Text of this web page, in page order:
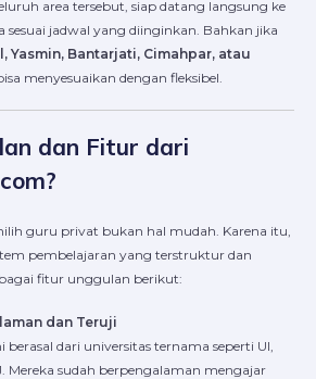
area tersebut, siap datang langsung ke
sesuai jadwal yang diinginkan. Bahkan jika
Yasmin, Bantarjati, Cimahpar, atau
menyesuaikan dengan fleksibel.
dan Fitur dari
guru privat bukan hal mudah. Karena itu,
pembelajaran yang terstruktur dan
fitur unggulan berikut:
dan Teruji
dari universitas ternama seperti UI,
Mereka sudah berpengalaman mengajar